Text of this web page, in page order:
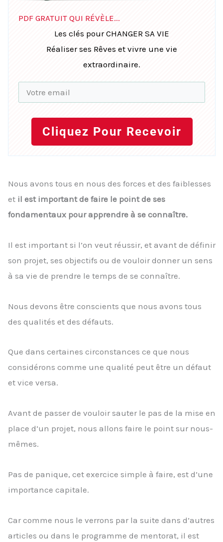
PDF GRATUIT QUI RÉVÈLE...
Les clés pour CHANGER SA VIE
Réaliser ses Rêves et vivre une vie
extraordinaire.
Cliquez Pour Recevoir
Nous avons tous en nous des forces et des faiblesses
et il est important de faire le point de ses
fondamentaux pour apprendre à se connaître.
Il est important si l’on veut réussir, et avant de définir
son projet, ses objectifs ou de vouloir donner un sens
à sa vie de prendre le temps de se connaître.
Nous devons être conscients que nous avons tous
des qualités et des défauts.
Que dans certaines circonstances ce que nous
considérons comme une qualité peut être un défaut
et vice versa.
Avant de passer de vouloir sauter le pas de la mise en
place d’un projet, nous allons faire le point sur nous-
mêmes.
Pas de panique, cet exercice simple à faire, est d’une
importance capitale.
Car comme nous le verrons par la suite dans d’autres
articles ou dans le programme de mentorat, il est